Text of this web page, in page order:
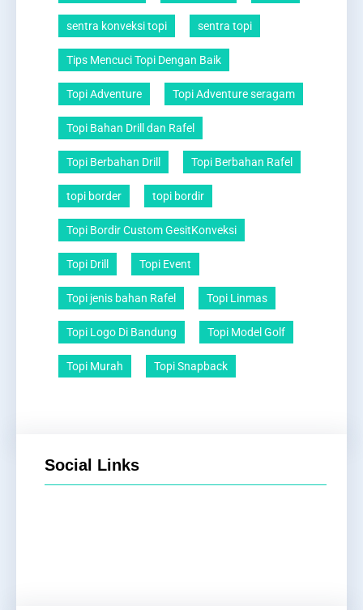
sentra konveksi topi sentra topi
Tips Mencuci Topi Dengan Baik
Topi Adventure Topi Adventure seragam
Topi Bahan Drill dan Rafel
Topi Berbahan Drill Topi Berbahan Rafel
topi border topi bordir
Topi Bordir Custom GesitKonveksi
Topi Drill Topi Event
Topi jenis bahan Rafel Topi Linmas
Topi Logo Di Bandung Topi Model Golf
Topi Murah Topi Snapback
Social Links